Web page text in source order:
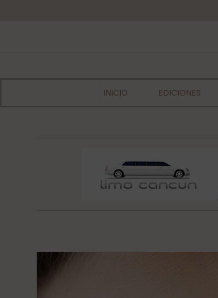
INICIO EDICIONES